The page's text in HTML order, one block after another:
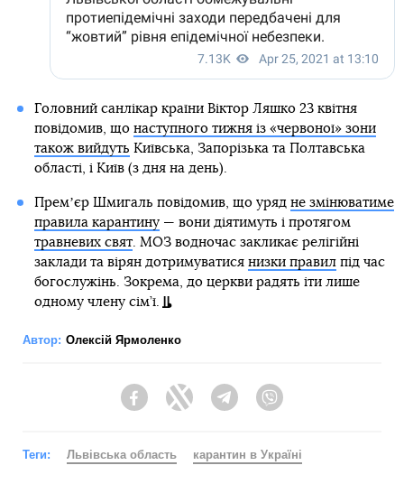
Головний санлікар країни Віктор Ляшко 23 квітня
повідомив, що наступного тижня із «червоної» зони
також вийдуть Київська, Запорізька та Полтавська
області, і Київ (з дня на день).
Премʼєр Шмигаль повідомив, що уряд не змінюватиме
правила карантину— вони діятимуть і протягом
травневих свят. МОЗ водночас закликає релігійні
заклади та вірян дотримуватися низки правилпід час
богослужінь. Зокрема, до церкви радять іти лише
одному члену сім’ї.
Автор: Олексій Ярмоленко
FacebookTwitter Telegram
Теги: Львівська область карантин в Україні